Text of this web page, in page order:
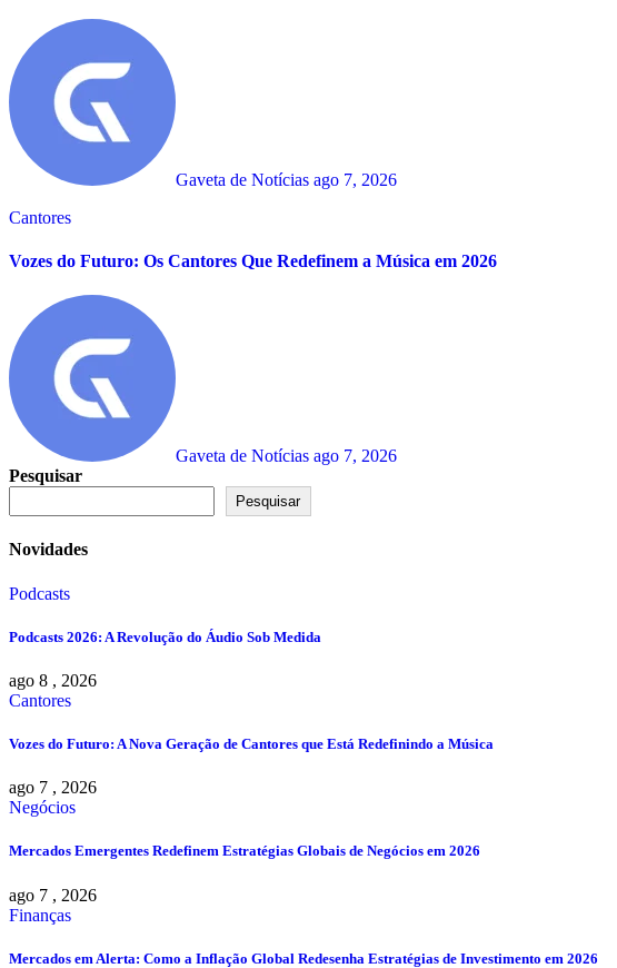
Gaveta de Notícias ago 7, 2026
Cantores
Vozes do Futuro: Os Cantores Que Redefinem a Música em 2026
Gaveta de Notícias ago 7, 2026
Pesquisar
Pesquisar
Novidades
Podcasts
Podcasts 2026: A Revolução do Áudio Sob Medida
ago 8 , 2026
Cantores
Vozes do Futuro: A Nova Geração de Cantores que Está Redefinindo a Música
ago 7 , 2026
Negócios
Mercados Emergentes Redefinem Estratégias Globais de Negócios em 2026
ago 7 , 2026
Finanças
Mercados em Alerta: Como a Inflação Global Redesenha Estratégias de Investimento em 2026